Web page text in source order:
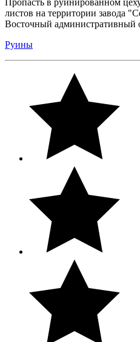
листов на территории завода
Восточный административный
Руины